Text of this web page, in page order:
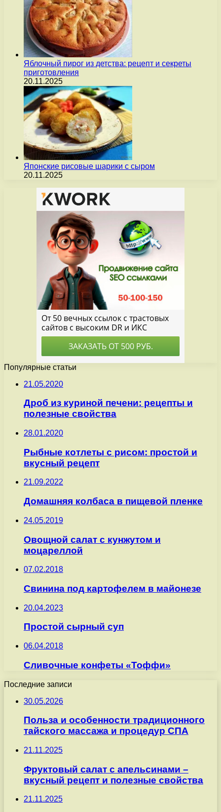
Яблочный пирог из детства: рецепт и секреты
приготовления
20.11.2025
Японские рисовые шарики с сыром
20.11.2025
Популярные статьи
21.05.2020
Дроб из куриной печени: рецепты и
полезные свойства
28.01.2020
Рыбные котлеты с рисом: простой и
вкусный рецепт
21.09.2022
Домашняя колбаса в пищевой пленке
24.05.2019
Овощной салат с кунжутом и
моцареллой
07.02.2018
Свинина под картофелем в майонезе
20.04.2023
Простой сырный суп
06.04.2018
Сливочные конфеты «Тоффи»
Последние записи
30.05.2026
Польза и особенности традиционного
тайского массажа и процедур СПА
21.11.2025
Фруктовый салат с апельсинами –
вкусный рецепт и полезные свойства
21.11.2025